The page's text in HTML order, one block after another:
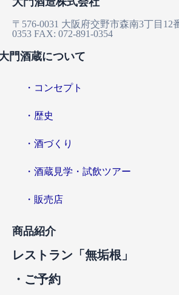
〒576-0031 大阪府交野市森南3丁目12
0353 FAX: 072-891-0354
門酒蔵について
・コンセプト
・歴史
・酒づくり
・酒蔵見学・試飲ツアー
・販売店
商品紹介
レストラン「無垢根」
・ご予約